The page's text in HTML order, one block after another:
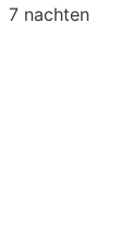
7 nachten